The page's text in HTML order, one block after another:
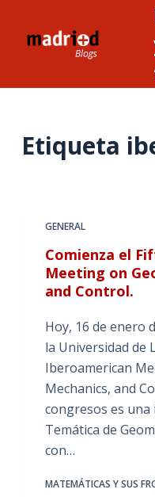
Etiqueta
GENERAL
Comienza el
Meeting on
and Control.
Hoy, 16 de enero
la Universidad de
Iberoamerican
Mechanics, and
congresos es una
Temática de
con…
MATEMÁTICAS Y SUS